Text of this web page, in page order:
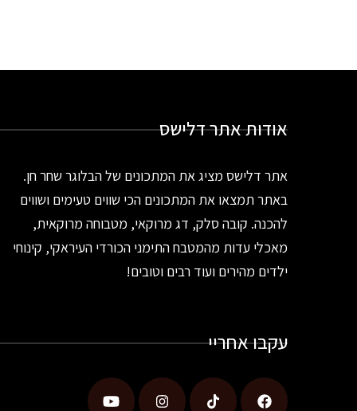
אודות אתר דלישס
אתר דלישס מציג את המתכונים של הבלוגר שחר חן.
באתר תמצאו את המתכונים הכי שווים טעימים ושווים
להכנה. קובה סלק, דג מרוקאי, מטבוחה מרוקאית,
מאכלי עדות מהמטבח התימני הכורדי העיראקי, קינוחי
ילדים מהירים ועוד רבים וטובים!
עקבו אחריי